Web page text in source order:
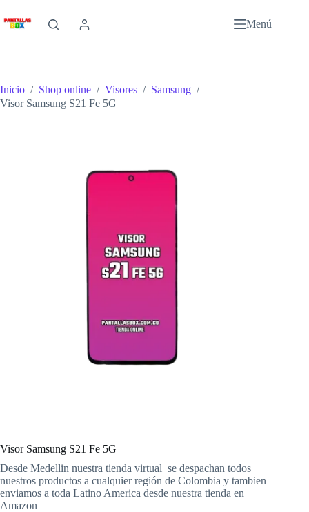
al
contenido
Menú
Inicio / Shop online / Visores / Samsung /
Visor Samsung S21 Fe 5G
Visor Samsung S21 Fe 5G
Desde Medellin nuestra tienda virtual se despachan todos
nuestros productos a cualquier región de Colombia y tambien
enviamos a toda Latino America desde nuestra tienda en
Amazon